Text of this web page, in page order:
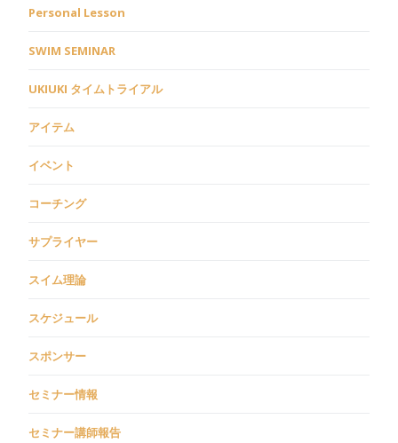
Personal Lesson
SWIM SEMINAR
UKIUKI タイムトライアル
アイテム
イベント
コーチング
サプライヤー
スイム理論
スケジュール
スポンサー
セミナー情報
セミナー講師報告